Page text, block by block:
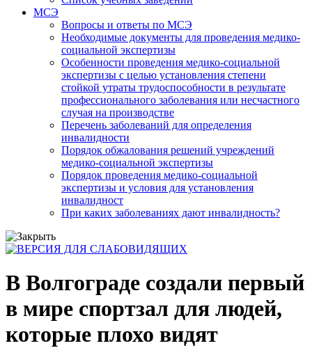
МСЭ
Вопросы и ответы по МСЭ
Необходимые документы для проведения медико-
социальной экспертизы
Особенности проведения медико-социальной
экспертизы с целью установления степени
стойкой утраты трудоспособности в результате
профессионального заболевания или несчастного
случая на производстве
Перечень заболеваний для определения
инвалидности
Порядок обжалования решений учреждений
медико-социальной экспертизы
Порядок проведения медико-социальной
экспертизы и условия для установления
инвалидност
При каких заболеваниях дают инвалидность?
В Волгограде создали первый
в мире спортзал для людей,
которые плохо видят